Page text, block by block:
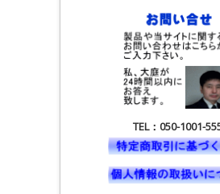
TEL：050-1001-